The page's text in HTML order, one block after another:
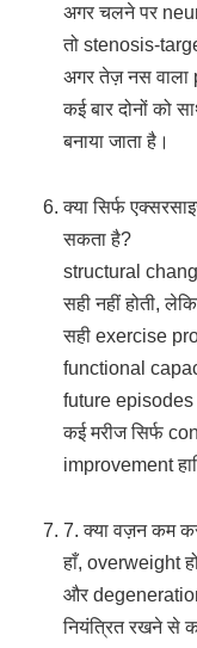
अगर चलने पर
तो stenosis-
अगर तेज़ नस वाला
कई बार दोनों को
बनाया जाता है।
क्या सिर्फ
सकता है?
structural
सही नहीं होती,
सही exercise
functional
future
कई मरीज सिर्फ
improvement
7. क्या वज़न कम
हाँ, overweight
और
नियंत्रित रखने से